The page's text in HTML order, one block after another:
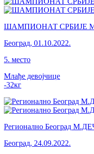
ШАМПИОНАТ СРБИЈЕ
Београд, 01.10.2022.
5. место
Млађе девојчице
-32кг
Регионално Београд
Београд, 24.09.2022.